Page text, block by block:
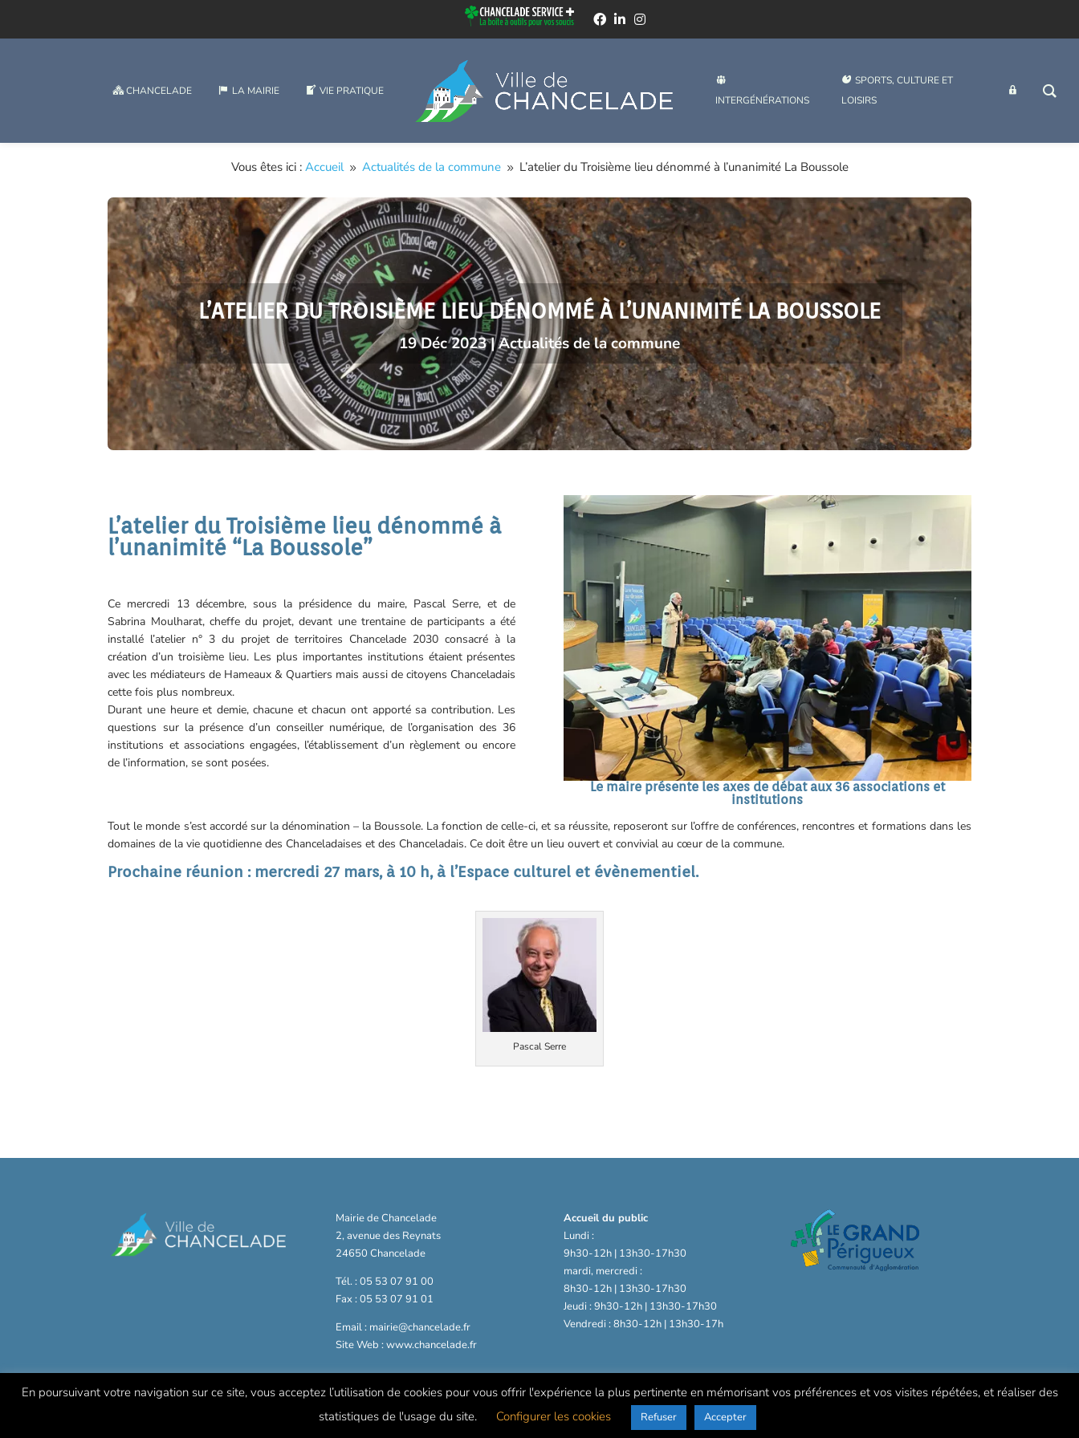
CHANCELADE LA MAIRIE VIE PRATIQUE
INTERGÉNÉRATIONS
SPORTS, CULTURE ET
LOISIRS
INTRANET
Vous êtes ici : Accueil 9 Actualités de la commune 9 L’atelier du Troisième lieu dénommé à l’unanimité La Boussole
L’ATELIER DU TROISIÈME LIEU DÉNOMMÉ À L’UNANIMITÉ LA BOUSSOLE
19 Déc 2023|Actualités de la commune
L’atelier du Troisième lieu dénommé à
l’unanimité “La Boussole”
Ce mercredi 13 décembre, sous la présidence du maire, Pascal Serre, et de
Sabrina Moulharat, cheffe du projet, devant une trentaine de participants a été
installé l’atelier n° 3 du projet de territoires Chancelade 2030 consacré à la
création d’un troisième lieu. Les plus importantes institutions étaient présentes
avec les médiateurs de Hameaux & Quartiers mais aussi de citoyens Chanceladais
cette fois plus nombreux.
Durant une heure et demie, chacune et chacun ont apporté sa contribution. Les
questions sur la présence d’un conseiller numérique, de l’organisation des 36
institutions et associations engagées, l’établissement d’un règlement ou encore
de l’information, se sont posées.
Le maire présente les axes de débat aux 36 associations et
institutions
Tout le monde s’est accordé sur la dénomination – la Boussole. La fonction de celle-ci, et sa réussite, reposeront sur l’offre de conférences, rencontres et formations dans les
domaines de la vie quotidienne des Chanceladaises et des Chanceladais. Ce doit être un lieu ouvert et convivial au cœur de la commune.
Prochaine réunion : mercredi 27 mars, à 10 h, à l’Espace culturel et évènementiel.
Pascal Serre
Mairie de Chancelade
2, avenue des Reynats
24650 Chancelade
Tél. : 05 53 07 91 00
Fax : 05 53 07 91 01
Email : mairie@chancelade.fr
Site Web : www.chancelade.fr
Accueil du public
Lundi :
9h30-12h | 13h30-17h30
mardi, mercredi :
8h30-12h | 13h30-17h30
Jeudi : 9h30-12h | 13h30-17h30
Vendredi : 8h30-12h | 13h30-17h
En poursuivant votre navigation sur ce site, vous acceptez l’utilisation de cookies pour vous offrir l'expérience la plus pertinente en mémorisant vos préférences et vos visites répétées, et réaliser des
statistiques de l'usage du site.
Configurer les cookies Refuser Accepter